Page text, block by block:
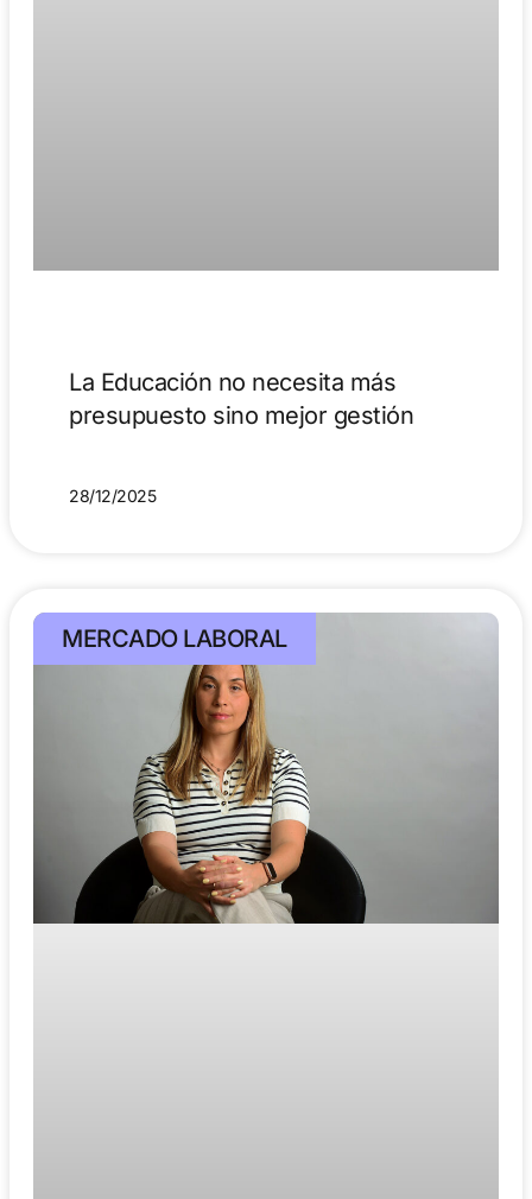
La Educación no necesita más
presupuesto sino mejor gestión
28/12/2025
MERCADO LABORAL